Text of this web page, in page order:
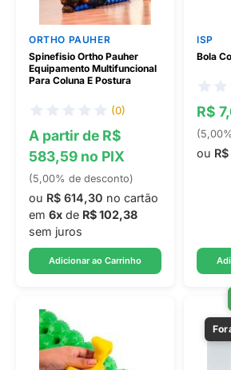
ORTHO PAUHER
Spinefisio Ortho Pauher
Equipamento Multifuncional
Para Coluna E Postura
(0)
A partir de R$
583,59 no PIX
(5,00% de desconto)
ou R$ 614,30 no cartão
em 6x de R$ 102,38
sem juros
Adicionar ao Carrinho
ISP
Bola
R$
ou